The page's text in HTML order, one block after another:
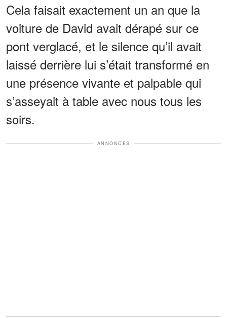
Cela faisait exactement un an que la
voiture de David avait dérapé sur ce
pont verglacé, et le silence qu’il avait
laissé derrière lui s’était transformé en
une présence vivante et palpable qui
s’asseyait à table avec nous tous les
soirs.
ANNONCES